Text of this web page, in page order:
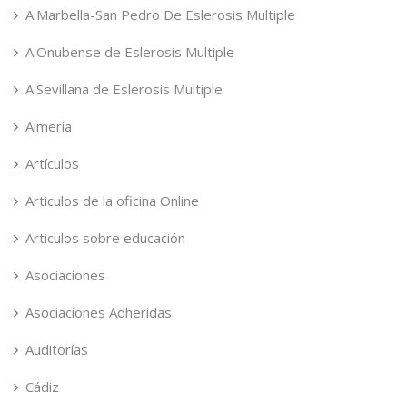
A.Marbella-San Pedro De Eslerosis Multiple
A.Onubense de Eslerosis Multiple
A.Sevillana de Eslerosis Multiple
Almería
Artículos
Articulos de la oficina Online
Articulos sobre educación
Asociaciones
Asociaciones Adheridas
Auditorías
Cádiz